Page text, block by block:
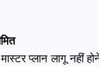
प्लान लागू नहीं